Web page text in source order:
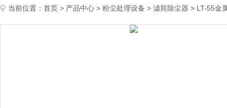
当前位置： 首页 > 产品中心 > 粉尘处理设备 > 滤筒除尘器 > LT-55金